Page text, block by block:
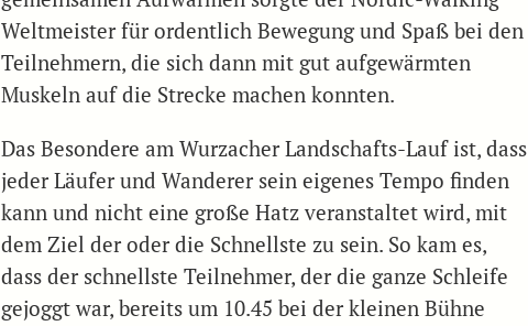
Weltmeister für ordentlich Bewegung und Spaß bei den
Teilnehmern, die sich dann mit gut aufgewärmten
Muskeln auf die Strecke machen konnten.
Das Besondere am Wurzacher Landschafts-Lauf ist, dass
jeder Läufer und Wanderer sein eigenes Tempo finden
kann und nicht eine große Hatz veranstaltet wird, mit
dem Ziel der oder die Schnellste zu sein. So kam es,
dass der schnellste Teilnehmer, der die ganze Schleife
gejoggt war, bereits um 10.45 bei der kleinen Bühne